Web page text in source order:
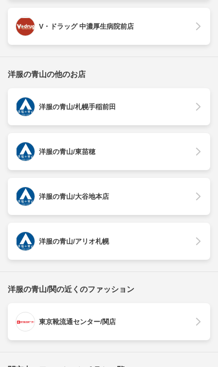
V・ドラッグ 中濃厚生病院前店
洋服の青山の他のお店
洋服の青山/札幌手稲前田
洋服の青山/東苗穂
洋服の青山/大谷地本店
洋服の青山/アリオ札幌
洋服の青山/関の近くのファッション
東京靴流通センター/関店